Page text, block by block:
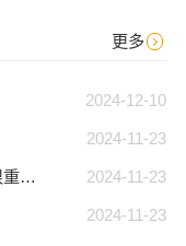
更多
2024-12-10
2024-11-23
2024-11-23
为什么切削液对于有效的 CNC 加工很重要？
2024-11-23